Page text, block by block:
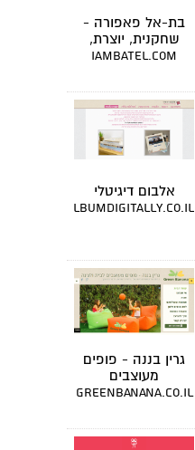
בת-אל פאפורה -
שחקנית, יוצרת,
מרצה
iambatel.com
אלבום דיגיטלי
albumdigitally.co.il
גרין בננה - פופים
מעוצבים
greenbanana.co.il